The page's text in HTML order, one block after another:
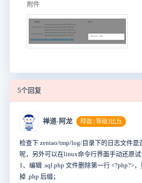
附件
5个回复
禅道-阿龙 释迦 | 等级3比丘
检查下 zentao/tmp/log/目录下的日志文件是
呢，另外可以在linux命令行界面手动还原试
1、编辑 .sql.php 文件删除第一行 <?php?>
掉 .php 后缀；